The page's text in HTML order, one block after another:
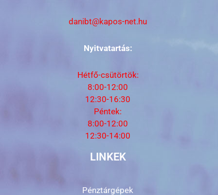
danibt@kapos-net.hu
Nyitvatartás:
Hétfő-csütörtök:
8:00-12:00
12:30-16:30
Péntek:
8:00-12:00
12:30-14:00
LINKEK
Pénztárgépek